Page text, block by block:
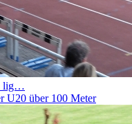
lig…
U20 über 100 Meter